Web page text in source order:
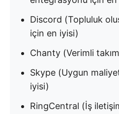
Discord (Topluluk
için en iyisi)
Chanty (Verimli
Skype (Uygun
iyisi)
RingCentral (İş